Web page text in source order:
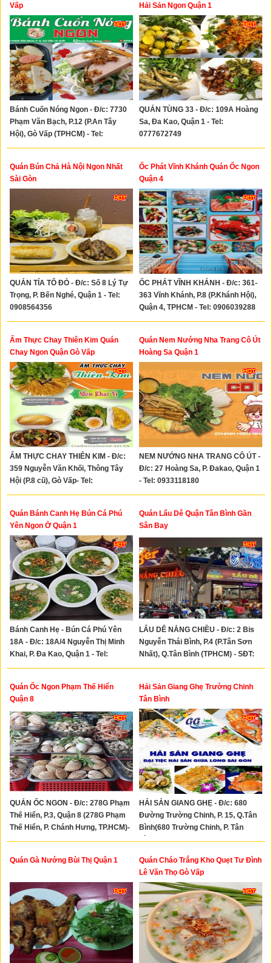
Xây Dựng
Tổng Hợp
Vấp
Bánh Cuốn Nóng Ngon - Đ/c: 7730
Phạm Văn Bạch, P.12 (P.An Tây
Hội), Gò Vấp (TPHCM) - Tel:
0919576098
Hải Sản Ngon Quận 1
QUÁN TÙNG 33 - Đ/c: 109A Hoàng
Sa, Đa Kao, Quận 1 - Tel:
0777672749
Quán Bún Chả Hà Nội Ngon Nhất
Sài Gòn
QUÁN TÍA TÔ ĐỎ - Đ/c: Số 8 Lý Tự
Trọng, P. Bến Nghé, Quận 1 - Tel:
0908564356
Ốc Phát Vĩnh Khánh Quán Ốc Ngon
Quận 4
ỐC PHÁT VĨNH KHÁNH - Đ/c: 361-
363 Vĩnh Khánh, P.8 (P.Khánh Hội),
Quận 4, TPHCM - Tel: 0906039288
Ẩm Thực Chay Thiên Kim Quán
Chay Ngon Quận Gò Vấp
ẨM THỰC CHAY THIÊN KIM - Đ/c:
359 Nguyễn Văn Khối, Thông Tây
Hội (P.8 cũ), Gò Vấp- Tel:
0909224375 - 0902485055
Quán Nem Nướng Nha Trang Cô Út
Hoàng Sa Quận 1
NEM NƯỚNG NHA TRANG CÔ ÚT -
Đ/c: 27 Hoàng Sa, P. Đakao, Quận 1
- Tel: 0933118180
Quán Bánh Canh Hẹ Bún Cá Phú
Yên Ngon Ở Quận 1
Bánh Canh Hẹ - Bún Cá Phú Yên
18A - Đ/c: 18A/4 Nguyễn Thị Minh
Khai, P. Đa Kao, Quận 1 - Tel:
0933066262
Quán Lẩu Dê Quận Tân Bình Gần
Sân Bay
LẨU DÊ NẮNG CHIỀU - Đ/c: 2 Bis
Nguyễn Thái Bình, P.4 (P.Tân Sơn
Nhất), Q.Tân Bình (TPHCM) - SĐT:
0981927946
Quán Ốc Ngon Phạm Thế Hiển
Quận 8
QUÁN ỐC NGON - Đ/c: 278G Phạm
Thế Hiển, P.3, Quận 8 (278G Phạm
Thế Hiển, P. Chánh Hưng, TP.HCM)-
Tel: 0908850353
Hải Sản Giang Ghẹ Trường Chinh
Tân Bình
HẢI SẢN GIANG GHẸ - Đ/c: 680
Đường Trường Chinh, P. 15, Q.Tân
Bình(680 Trường Chinh, P. Tân
Bình, TP. HCM) - Hotline:
Quán Gà Nướng Bùi Thị Quận 1
Quán Cháo Trắng Kho Quẹt Tư Đình
Lê Văn Thọ Gò Vấp